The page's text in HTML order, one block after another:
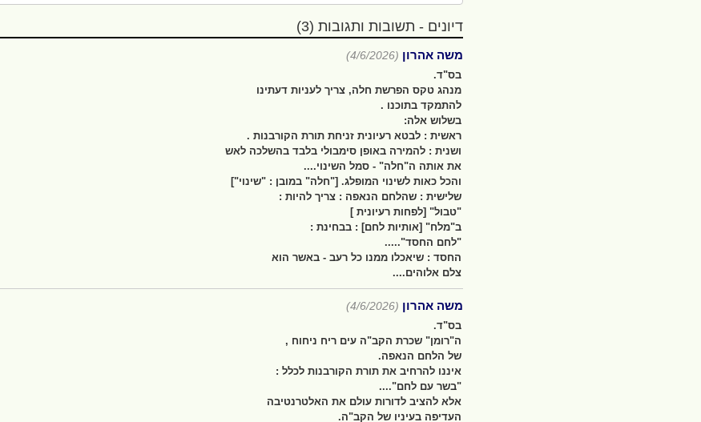
דיונים - תשובות ותגובות (3)
משה אהרון (4/6/2026)
בס"ד.
מנהג טקס הפרשת חלה, צריך לעניות דעתינו
להתמקד בתוכנו .
בשלוש אלה:
ראשית : לבטא רעיונית זניחת תורת הקורבנות .
ושנית : להמירה באופן סימבולי בלבד בהשלכה לאש
את אותה ה"חלה" - סמל השינוי....
והכל כאות לשינוי המופלג. ["חלה" במובן : "שינוי"]
שלישית : שהלחם הנאפה : צריך להיות :
"טבול" [לפחות רעיונית ]
ב"מלח" [אותיות לחם] : בבחינת :
"לחם החסד".....
החסד : שיאכלו ממנו כל רעב - באשר הוא
צלם אלוהים....
משה אהרון (4/6/2026)
בס"ד.
ה"רומן" שכרת הקב"ה עים ריח ניחוח ,
של הלחם הנאפה.
איננו להרחיב את תורת הקורבנות לכלל :
"בשר עם לחם"....
אלא להציב לדורות עולם את האלטרנטיבה
העדיפה בעיניו של הקב"ה.